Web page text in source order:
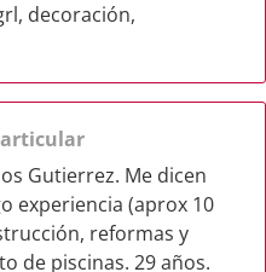
decoración,
Gutierrez. Me dicen
experiencia (aprox 10
reformas y
de piscinas. 29 años.